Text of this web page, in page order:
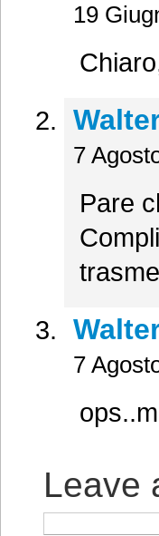
19
7
Pare
7
Leave